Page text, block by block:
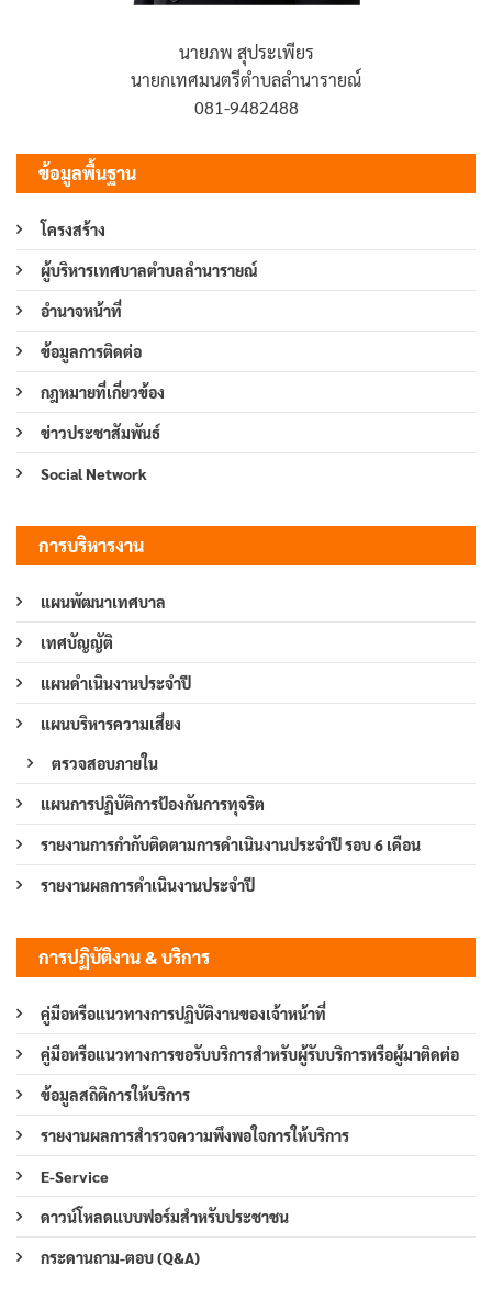
นายภพ สุประเพียร
นายกเทศมนตรีตำบลลำนารายณ์
081-9482488
ข้อมูลพื้นฐาน
โครงสร้าง
ผู้บริหารเทศบาลตำบลลำนารายณ์
อำนาจหน้าที่
ข้อมูลการติดต่อ
กฎหมายที่เกี่ยวข้อง
ข่าวประชาสัมพันธ์
Social Network
การบริหารงาน
แผนพัฒนาเทศบาล
เทศบัญญัติ
แผนดำเนินงานประจำปี
แผนบริหารความเสี่ยง
ตรวจสอบภายใน
แผนการปฏิบัติการป้องกันการทุจริต
รายงานการกำกับติดตามการดำเนินงานประจำปี รอบ 6 เดือน
รายงานผลการดำเนินงานประจำปี
การปฏิบัติงาน & บริการ
คู่มือหรือแนวทางการปฏิบัติงานของเจ้าหน้าที่
คู่มือหรือแนวทางการขอรับบริการสำหรับผู้รับบริการหรือผู้มาติดต่อ
ข้อมูลสถิติการให้บริการ
รายงานผลการสำรวจความพึงพอใจการให้บริการ
E-Service
ดาวน์โหลดแบบฟอร์มสำหรับประชาชน
กระดานถาม-ตอบ (Q&A)